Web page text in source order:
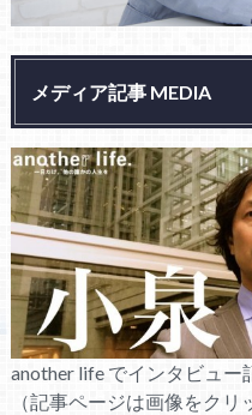
メディア記事 MEDIA
another life でインタビュー
（記事ページは画像をクリ